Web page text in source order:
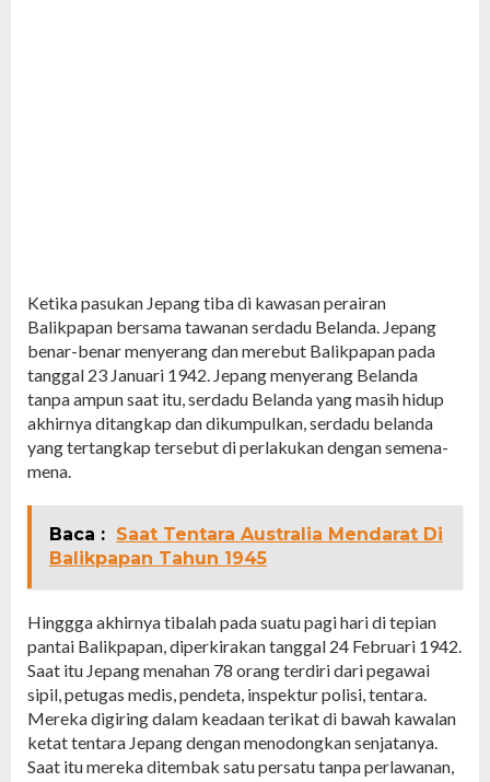
Ketika pasukan Jepang tiba di kawasan perairan
Balikpapan bersama tawanan serdadu Belanda. Jepang
benar-benar menyerang dan merebut Balikpapan pada
tanggal 23 Januari 1942. Jepang menyerang Belanda
tanpa ampun saat itu, serdadu Belanda yang masih hidup
akhirnya ditangkap dan dikumpulkan, serdadu belanda
yang tertangkap tersebut di perlakukan dengan semena-
mena.
Baca : Saat Tentara Australia Mendarat Di
Balikpapan Tahun 1945
Hinggga akhirnya tibalah pada suatu pagi hari di tepian
pantai Balikpapan, diperkirakan tanggal 24 Februari 1942.
Saat itu Jepang menahan 78 orang terdiri dari pegawai
sipil, petugas medis, pendeta, inspektur polisi, tentara.
Mereka digiring dalam keadaan terikat di bawah kawalan
ketat tentara Jepang dengan menodongkan senjatanya.
Saat itu mereka ditembak satu persatu tanpa perlawanan,